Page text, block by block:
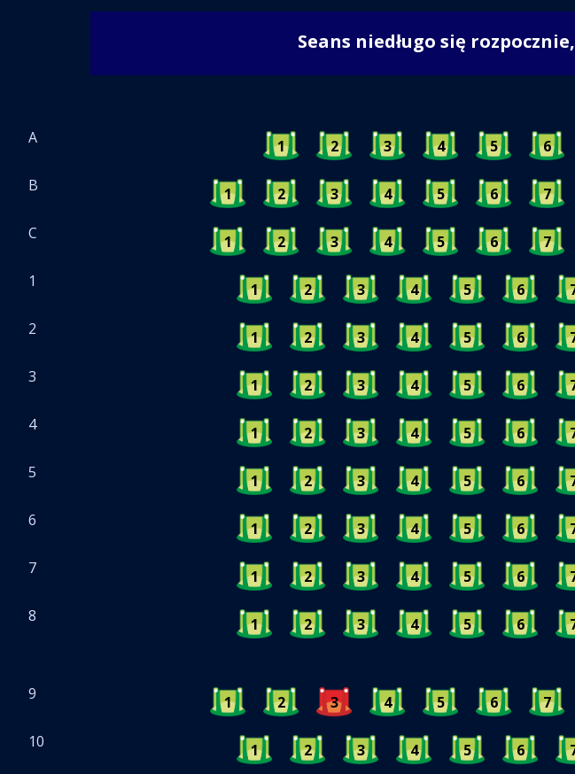
Seans niedługo się
A 1 2 3 4 5 6
B
1 2 3 4 5 6 7
C
1 2 3 4 5 6 7
1
1 2 3 4 5 6
2
1 2 3 4 5 6
3
1 2 3 4 5 6
4
1 2 3 4 5 6
5
1 2 3 4 5 6
6
1 2 3 4 5 6
7
1 2 3 4 5 6
8
1 2 3 4 5 6
9 1 2 3 4 5 6 7
10
1 2 3 4 5 6